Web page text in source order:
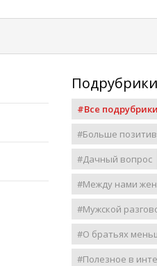
Подрубрики
#Все подрубрики
#Больше
#Дачный вопрос
#Между нами
#Мужской
#О братьях
#Полезное в